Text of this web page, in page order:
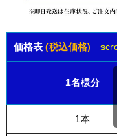
価格表 (税込価格)
1名様分
1本